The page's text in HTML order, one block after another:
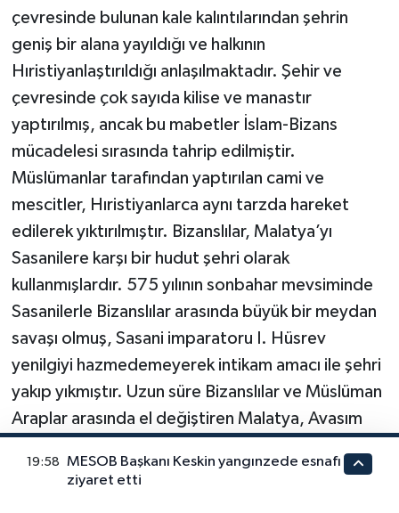
çevresinde bulunan kale kalıntılarından şehrin
geniş bir alana yayıldığı ve halkının
Hıristiyanlaştırıldığı anlaşılmaktadır. Şehir ve
çevresinde çok sayıda kilise ve manastır
yaptırılmış, ancak bu mabetler İslam-Bizans
mücadelesi sırasında tahrip edilmiştir.
Müslümanlar tarafından yaptırılan cami ve
mescitler, Hıristiyanlarca aynı tarzda hareket
edilerek yıktırılmıştır. Bizanslılar, Malatya’yı
Sasanilere karşı bir hudut şehri olarak
kullanmışlardır. 575 yılının sonbahar mevsiminde
Sasanilerle Bizanslılar arasında büyük bir meydan
savaşı olmuş, Sasani imparatoru I. Hüsrev
yenilgiyi hazmedemeyerek intikam amacı ile şehri
yakıp yıkmıştır. Uzun süre Bizanslılar ve Müslüman
Araplar arasında el değiştiren Malatya, Avasım
Anadolu’da Fırat’ın doğu kısmi Müslümanların ilk
19:58
MESOB Başkanı Keskin yangınzede esnafı
ziyaret etti